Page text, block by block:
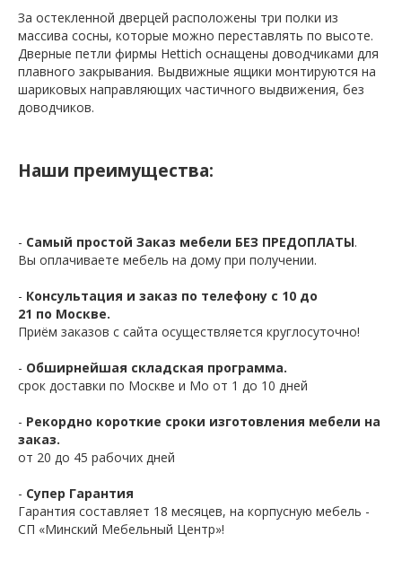
За остекленной дверцей расположены три полки из
массива сосны, которые можно переставлять по высоте.
Дверные петли фирмы Hettich оснащены доводчиками для
плавного закрывания. Выдвижные ящики монтируются на
шариковых направляющих частичного выдвижения, без
доводчиков.
Наши преимущества:
- Самый простой Заказ мебели БЕЗ ПРЕДОПЛАТЫ.
Вы оплачиваете мебель на дому при получении.
- Консультация и заказ по телефону с 10 до
21 по Москве.
Приём заказов с сайта осуществляется круглосуточно!
- Обширнейшая складская программа.
срок доставки по Москве и Мо от 1 до 10 дней
- Рекордно короткие сроки изготовления мебели на
заказ.
от 20 до 45 рабочих дней
- Супер Гарантия
Гарантия составляет 18 месяцев, на корпусную мебель -
СП «Минский Мебельный Центр»!